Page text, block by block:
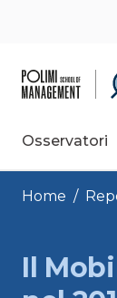
Osservatori
Home /
Il